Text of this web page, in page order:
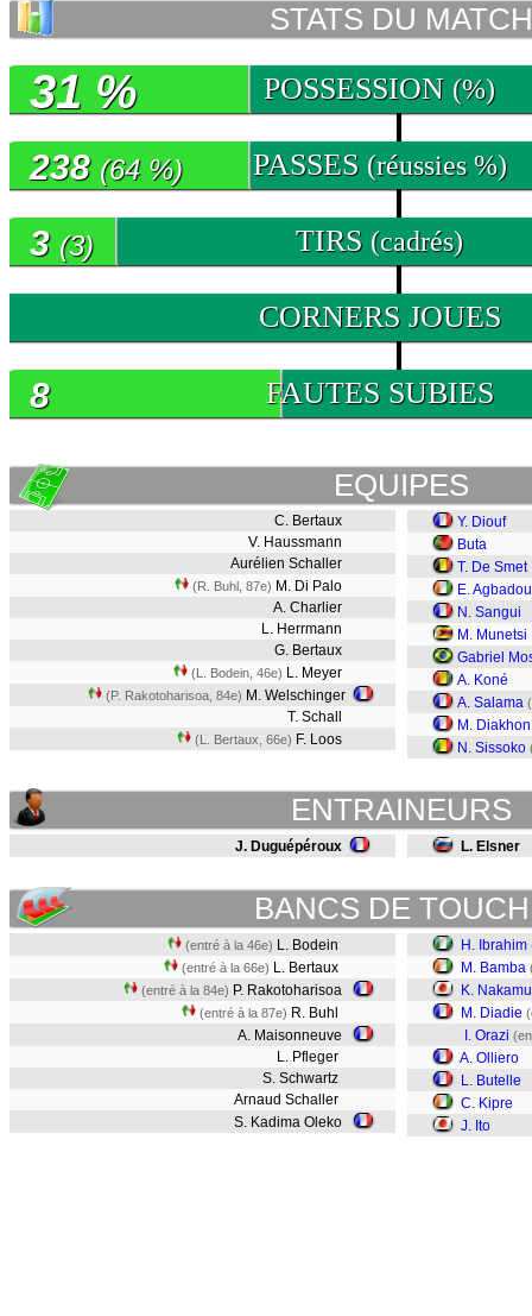
STATS DU MATCH
POSSESSION (%)
31 %
PASSES (réussies %)
238 (64 %)
TIRS (cadrés)
3 (3)
CORNERS JOUES
FAUTES SUBIES
8
EQUIPES
C. Bertaux
V. Haussmann
Aurélien Schaller
(R. Buhl, 87e) M. Di Palo
A. Charlier
L. Herrmann
G. Bertaux
(L. Bodein, 46e) L. Meyer
(P. Rakotoharisoa, 84e) M. Welschinger
T. Schall
(L. Bertaux, 66e) F. Loos
Y. Diouf
Buta
T. De Smet
E. Agbadou
N. Sangui
M. Munetsi
Gabriel
A. Koné
A. Salama (
M. Diakhon
N. Sissoko
ENTRAINEURS
J. Duguépéroux L. Elsner
BANCS DE
(entré à la 46e) L. Bodein
(entré à la 66e) L. Bertaux
(entré à la 84e) P. Rakotoharisoa
(entré à la 87e) R. Buhl
A. Maisonneuve
L. Pfleger
S. Schwartz
Arnaud Schaller
S. Kadima Oleko
H. Ibrahim
M. Bamba
K.
M. Diadie
I. Orazi
A. Olliero
L. Butelle
C. Kipre
J. Ito